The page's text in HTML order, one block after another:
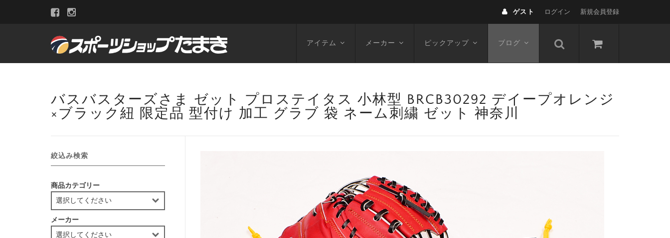
ゲスト ログイン 新規会員登録
アイテム メーカー ピックアップ ブログ
バスバスターズさま ゼット プロステイタス 小林型 BRCB30292 デイープオレンジ
×ブラック紐 限定品 型付け 加工 グラブ 袋 ネーム刺繍 ゼット 神奈川
絞込み検索
商品カテゴリー
メーカー